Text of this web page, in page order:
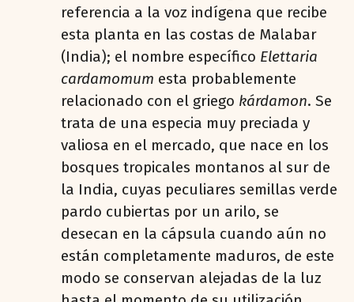
referencia a la voz indígena que recibe
esta planta en las costas de Malabar
(India); el nombre específico Elettaria
cardamomum esta probablemente
relacionado con el griego kárdamon. Se
trata de una especia muy preciada y
valiosa en el mercado, que nace en los
bosques tropicales montanos al sur de
la India, cuyas peculiares semillas verde
pardo cubiertas por un arilo, se
desecan en la cápsula cuando aún no
están completamente maduros, de este
modo se conservan alejadas de la luz